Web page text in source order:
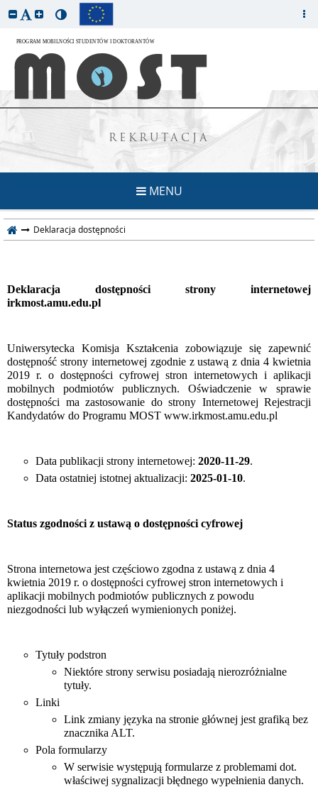
REKRUTACJA
MENU
Deklaracja dostępności
Deklaracja dostępności strony internetowej
irkmost.amu.edu.pl
Uniwersytecka Komisja Kształcenia zobowiązuje się zapewnić
dostępność strony internetowej zgodnie z ustawą z dnia 4 kwietnia
2019 r. o dostępności cyfrowej stron internetowych i aplikacji
mobilnych podmiotów publicznych. Oświadczenie w sprawie
dostępności ma zastosowanie do strony Internetowej Rejestracji
Kandydatów do Programu MOST www.irkmost.amu.edu.pl
Data publikacji strony internetowej: 2020-11-29.
Data ostatniej istotnej aktualizacji: 2025-01-10.
Status zgodności z ustawą o dostępności cyfrowej
Strona internetowa jest częściowo zgodna z ustawą z dnia 4
kwietnia 2019 r. o dostępności cyfrowej stron internetowych i
aplikacji mobilnych podmiotów publicznych z powodu
niezgodności lub wyłączeń wymienionych poniżej.
Tytuły podstron
Niektóre strony serwisu posiadają nierozróżnialne
tytuły.
Linki
Link zmiany języka na stronie głównej jest grafiką bez
znacznika ALT.
Pola formularzy
W serwisie występują formularze z problemami dot.
właściwej sygnalizacji błędnego wypełnienia danych.